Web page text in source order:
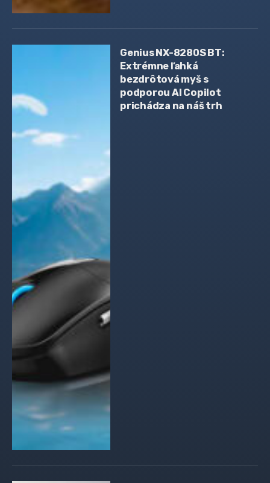
Genius NX-8280S BT:
Extrémne ľahká
bezdrôtová myš s
podporou AI Copilot
prichádza na náš trh